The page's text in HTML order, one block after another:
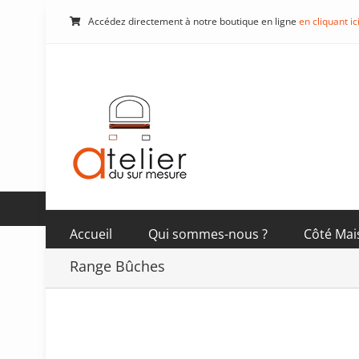
Accédez directement à notre boutique en ligne en cliquant ici
Accueil Qui sommes-nous ? Côté
Range Bûches